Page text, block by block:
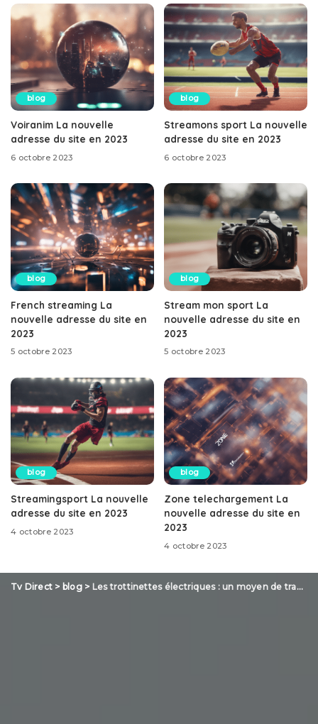
blog
Voiranim La nouvelle
adresse du site en 2023
6 octobre 2023
blog
Streamons sport La nouvelle
adresse du site en 2023
6 octobre 2023
blog
French streaming La
nouvelle adresse du site en
2023
5 octobre 2023
blog
Stream mon sport La
nouvelle adresse du site en
2023
5 octobre 2023
blog
Streamingsport La nouvelle
adresse du site en 2023
4 octobre 2023
blog
Zone telechargement La
nouvelle adresse du site en
2023
4 octobre 2023
Tv Direct > blog> Les trottinettes électriques : un moyen de transport écologique et pratique !